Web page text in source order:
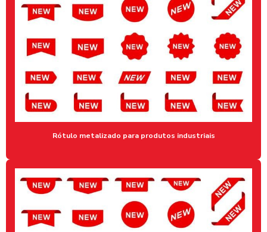
CANECAS PERSONALIZADAS EM MOEMA
CANECAS PERSONALIZADAS ONDE FAZER
CANETAS GRAVADAS A LASER
CARTÃO DE VISITA 24 HORAS SP
CHAVEIRO GRAVADO A LASER
COMPRAR RÓTULOS METALIZADOS
COMUNICAÇÃO VISUAL ZONA SUL SP
CORTE ACRÍLICO PERSONALIZADO
Rótulo metalizado para produtos industriais